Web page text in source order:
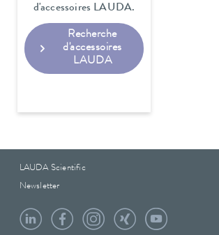
d'accessoires LAUDA.
Recherche
d'accessoires
LAUDA
LAUDA Scientific
Newsletter